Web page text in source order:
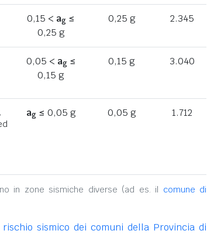
0,15 < ag ≤
0,25 g
0,25 g 2.345
0,05 < ag≤
0,15 g
0,15 g 3.040
ag≤ 0,05 g 0,05 g 1.712
in zone sismiche diverse (ad es. il comune di
rischio sismico dei comuni della Provincia di